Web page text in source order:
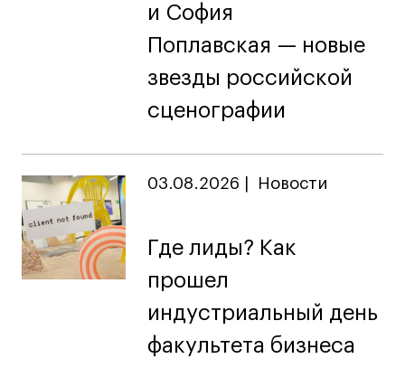
и София
Поплавская — новые
звезды российской
сценографии
03.08.2026 Новости
Где лиды? Как
прошел
индустриальный день
факультета бизнеса